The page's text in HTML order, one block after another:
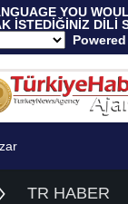
YOU
İSTEDİĞİNİZ DİLİ
TR HABER